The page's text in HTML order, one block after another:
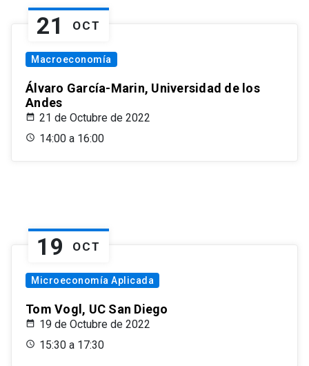
21 OCT
Macroeconomía
Álvaro García-Marin, Universidad de los
Andes
21 de Octubre de 2022
14:00 a 16:00
19 OCT
Microeconomía Aplicada
Tom Vogl, UC San Diego
19 de Octubre de 2022
15:30 a 17:30